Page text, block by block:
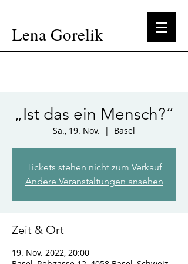
Lena Gorelik
„Ist das ein Mensch?“
Sa., 19. Nov.
  |
Basel
Tickets stehen nicht zum Verkauf
Andere Veranstaltungen ansehen
Zeit & Ort
19. Nov. 2022, 20:00